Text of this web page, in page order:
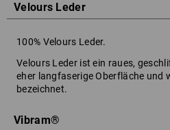
Velours Leder
100% Velours Leder.
Velours Leder ist ein raues,
eher langfaserige Oberfläche und
bezeichnet.
Vibram®